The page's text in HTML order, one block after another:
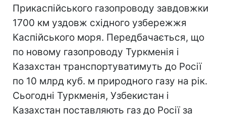
Прикаспійського газопроводу завдовжки
1700 км уздовж східного узбережжя
Каспійського моря. Передбачається, що
по новому газопроводу Туркменія і
Казахстан транспортуватимуть до Росії
по 10 млрд куб. м природного газу на рік.
Сьогодні Туркменія, Узбекистан і
Казахстан поставляють газ до Росії за